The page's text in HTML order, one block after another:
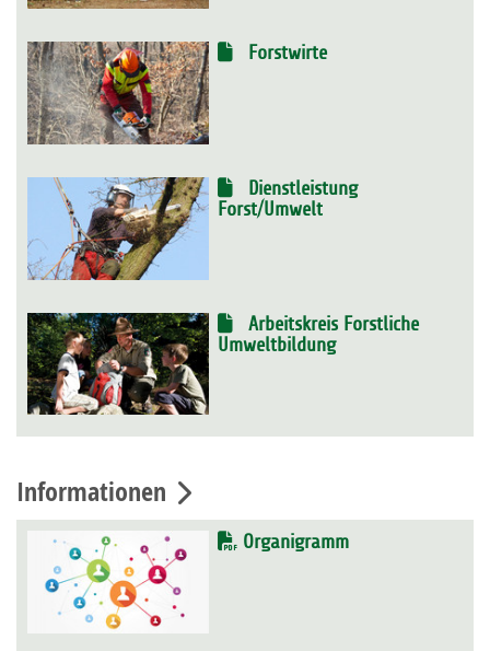
Forstwirte
Dienstleistung
Forst/Umwelt
Arbeitskreis Forstliche
Umweltbildung
Informationen
Organigramm